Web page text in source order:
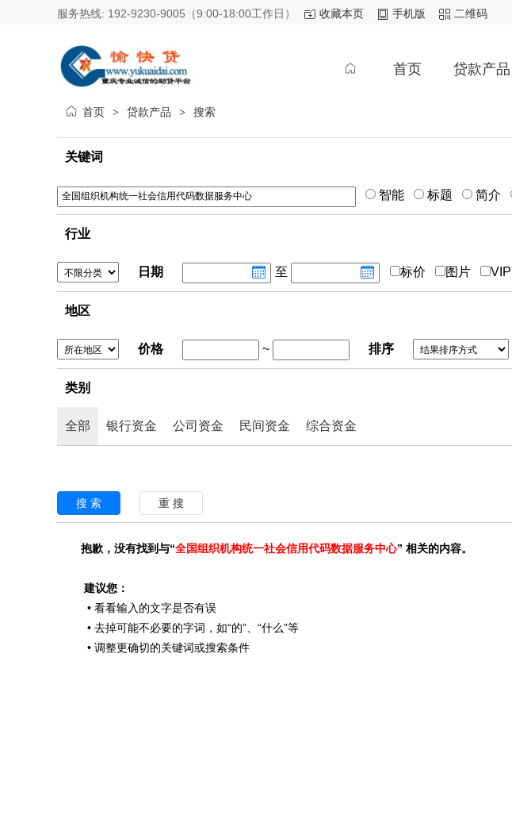
服务热线: 192-9230-9005（9:00-18:00工作日） 收藏本页 手机版 二维码
首页 贷款产品
首页 > 贷款产品 > 搜索
关键词
智能 标题 简介
行业
日期 至 标价 图片 VIP
地区
价格 ~ 排序
类别
全部 银行资金 公司资金 民间资金 综合资金
抱歉，没有找到与“全国组织机构统一社会信用代码数据服务中心” 相关的内容。
建议您：
• 看看输入的文字是否有误
• 去掉可能不必要的字词，如“的”、“什么”等
• 调整更确切的关键词或搜索条件